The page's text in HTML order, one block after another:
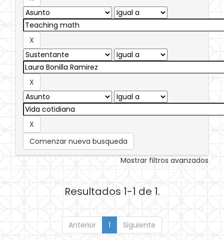
Comenzar nueva busqueda
Mostrar filtros avanzados
Resultados 1-1 de 1.
Anterior 1 Siguiente